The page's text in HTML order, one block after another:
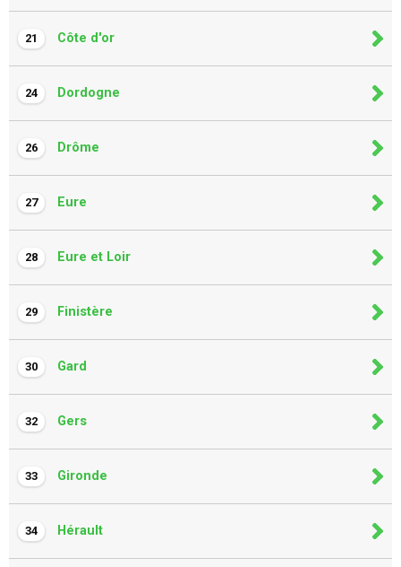
21 Côte d'or
24 Dordogne
26 Drôme
27 Eure
28 Eure et Loir
29 Finistère
30 Gard
32 Gers
33 Gironde
34 Hérault